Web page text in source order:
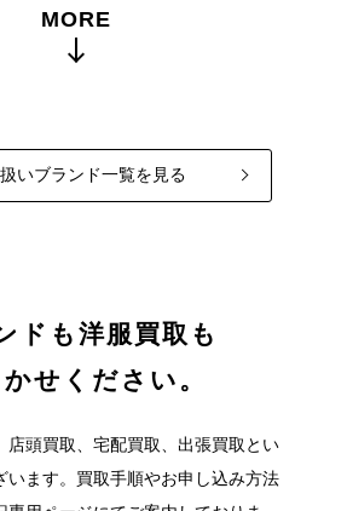
MORE
いブランド一覧を見る
ドも洋服買取も
せください。
店頭買取、宅配買取、出張買取とい
ます。 買取手順やお申し込み方法